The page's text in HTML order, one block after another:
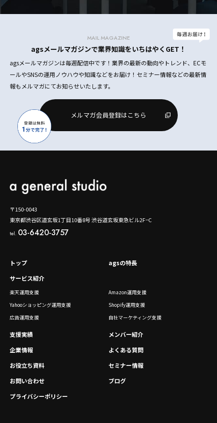
MAIL MAGAZINE
agsメールマガジンで業界知識をいちはやくGET！
agsメールマガジンは毎週配信中です！業界の最新の動向やトレンド、ECモ
ールやSNSの運用ノウハウや知識などをお届け！セミナー情報などの最新情
報もメルマガにてお知らせいたします。
メルマガ会員登録はこちら
〒150-0043
東京都渋谷区道玄坂1丁目10番8号 渋谷道玄坂東急ビル2F−C
tel. 03-6420-3757
トップ
agsの特長
サービス紹介
楽天運用支援
Amazon運用支援
Yahooショッピング運用支援
Shopify運用支援
広告運用支援
自社マーケティング支援
支援実績
メンバー紹介
企業情報
よくある質問
お役立ち資料
セミナー情報
お問い合わせ
ブログ
プライバシーポリシー